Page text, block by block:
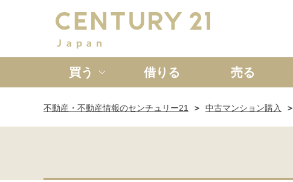
買う
新築一戸建て 中古一戸建て
借りる 売る
不動産・不動産情報のセンチュリー21 中古マンション購入